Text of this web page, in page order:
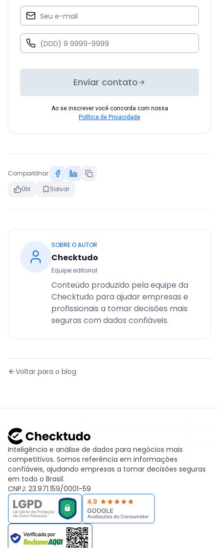
Enviar contato
Ao se inscrever você concorda com nossa
Política de Privacidade
Compartilhar:
Útil
Salvar
SOBRE O AUTOR
Checktudo
Equipe editorial
Conteúdo produzido pela equipe da
Checktudo para ajudar empresas e
profissionais a tomar decisões mais
seguras com dados confiáveis.
Voltar para o blog
Inteligência e análise de dados para negócios mais
competitivos. Somos referência em informações
confiáveis, ajudando empresas a tomar decisões seguras
em todo o Brasil.
CNPJ: 23.971.159/0001-59